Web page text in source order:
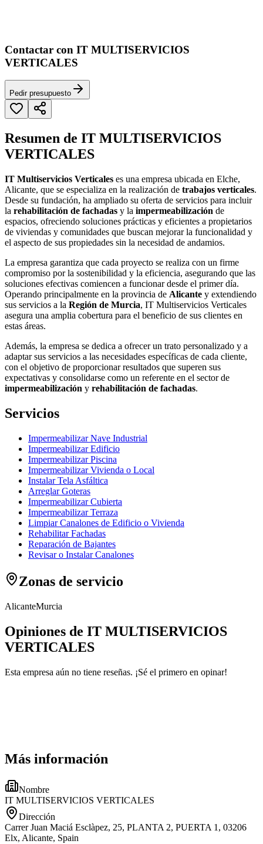
Contactar con IT MULTISERVICIOS
VERTICALES
Pedir presupuesto
Resumen de IT MULTISERVICIOS
VERTICALES
IT Multiservicios Verticales es una empresa ubicada en Elche,
Alicante, que se especializa en la realización de trabajos verticales.
Desde su fundación, ha ampliado su oferta de servicios para incluir
la rehabilitación de fachadas y la impermeabilización de
espacios, ofreciendo soluciones prácticas y eficientes a propietarios
de viviendas y comunidades que buscan mejorar la funcionalidad y
el aspecto de sus propiedades sin la necesidad de andamios.
La empresa garantiza que cada proyecto se realiza con un firme
compromiso por la sostenibilidad y la eficiencia, asegurando que las
soluciones efectivas comiencen a funcionar desde el primer día.
Operando principalmente en la provincia de Alicante y extendiendo
sus servicios a la Región de Murcia, IT Multiservicios Verticales
asegura una amplia cobertura para el beneficio de sus clientes en
estas áreas.
Además, la empresa se dedica a ofrecer un trato personalizado y a
adaptar sus servicios a las necesidades específicas de cada cliente,
con el objetivo de proporcionar resultados que superen sus
expectativas y consolidarse como un referente en el sector de
impermeabilización y rehabilitación de fachadas.
Servicios
Impermeabilizar Nave Industrial
Impermeabilizar Edificio
Impermeabilizar Piscina
Impermeabilizar Vivienda o Local
Instalar Tela Asfáltica
Arreglar Goteras
Impermeabilizar Cubierta
Impermeabilizar Terraza
Limpiar Canalones de Edificio o Vivienda
Rehabilitar Fachadas
Reparación de Bajantes
Revisar o Instalar Canalones
Zonas de servicio
AlicanteMurcia
Opiniones de IT MULTISERVICIOS
VERTICALES
Esta empresa aún no tiene reseñas. ¡Sé el primero en opinar!
Más información
Nombre
IT MULTISERVICIOS VERTICALES
Dirección
Carrer Juan Maciá Esclàpez, 25, PLANTA 2, PUERTA 1, 03206
Elx, Alicante, Spain